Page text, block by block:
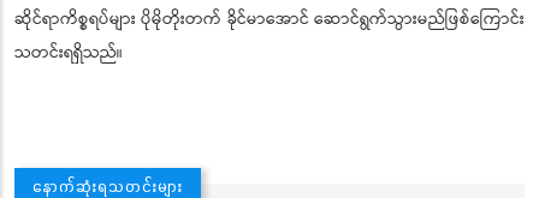
ဆိုင်ရာကိစ္စရပ်များ ပိုမိုတိုးတက် ခိုင်မာအောင် ဆောင်ရွက်သွားမည်ဖြစ်ကြောင်း
သတင်းရရှိသည်။
နောက်ဆုံးရသတင်းများ